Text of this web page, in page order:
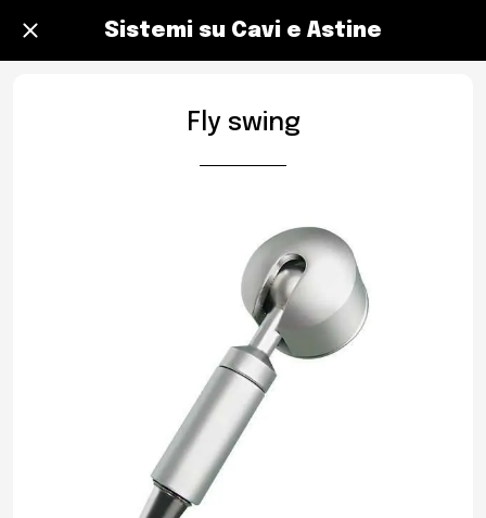
Sistemi su Cavi e Astine
Fly swing